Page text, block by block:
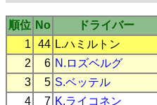
順位 No ドライバー
1
44 L.ハミルトン
2
6 N.ロズベルグ
3
5 S.ベッテル
4
7 K.ライコネン